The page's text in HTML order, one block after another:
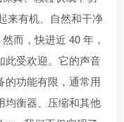
来有机、自然和干净
而，快进近 40 年，
此受欢迎。它的声音
的功能有限，通常用
均衡器、压缩和其他